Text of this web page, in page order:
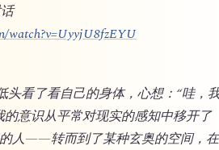
watch?v=UyyjU8fzEYU
看了看自己的身体，心想：“哇，
意识从平常对现实的感知中移开了
人——转而到了某种玄奥的空间，在